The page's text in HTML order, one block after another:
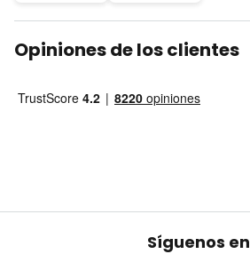
Opiniones de los clientes
Síguenos en